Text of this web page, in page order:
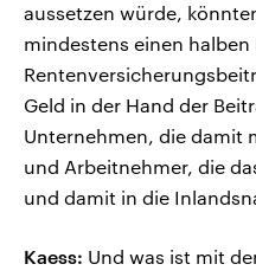
aussetzen würde,
mindestens einen
Geld in der Hand der
Unternehmen, die damit
und Arbeitnehmer, die
und damit in die
Kaess: Und was ist mit